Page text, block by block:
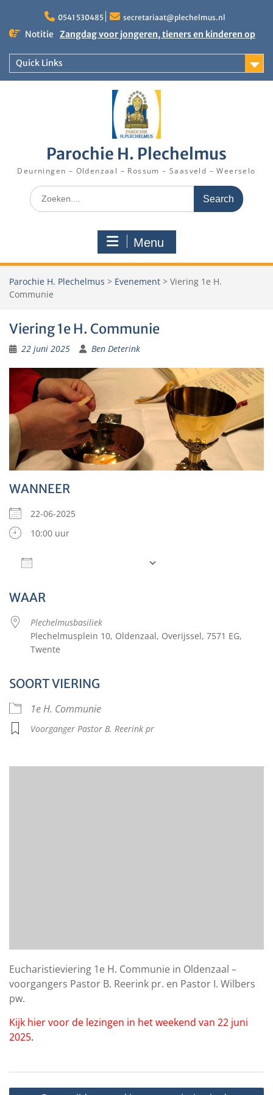
content
0541 530485 secretariaat@plechelmus.nl
Notitie
Zangdag voor jongeren, tieners en kinderen op
Denekamp
Uitnodiging installatie Pastoor Karel Donders
Quick Links
Parochie H. Plechelmus
Deurningen – Oldenzaal – Rossum – Saasveld – Weerselo
Search
for:
Menu
Parochie H. Plechelmus > Evenement > Viering 1e H.
Communie
Viering 1e H. Communie
22 juni 2025 Ben Deterink
WANNEER
22-06-2025
10:00 uur
WAAR
Plechelmusbasiliek
Plechelmusplein 10, Oldenzaal, Overijssel, 7571 EG,
Twente
SOORT VIERING
1e H. Communie
Voorganger Pastor B. Reerink pr
Eucharistieviering 1e H. Communie in Oldenzaal –
voorgangers Pastor B. Reerink pr. en Pastor I. Wilbers
pw.
Kijk hier voor de lezingen in het weekend van 22 juni
2025.
Bericht